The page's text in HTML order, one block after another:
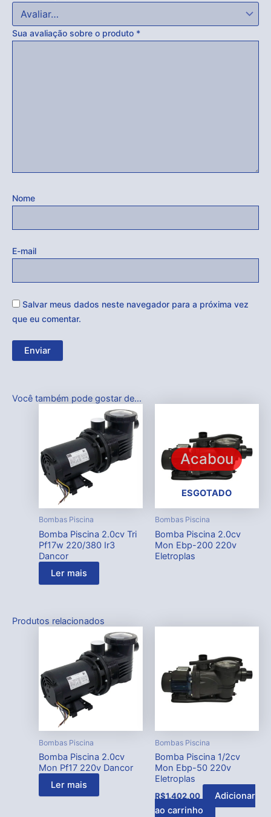
Sua avaliação sobre o produto *
Nome
E-mail
Salvar meus dados neste navegador para a próxima vez
que eu comentar.
Você também pode gostar de…
Bombas Piscina
Bomba Piscina 2.0cv Tri
Pf17w 220/380 Ir3
Dancor
Ler mais
Acabou
ESGOTADO
Bombas Piscina
Bomba Piscina 2.0cv
Mon Ebp-200 220v
Eletroplas
Produtos relacionados
Bombas Piscina
Bomba Piscina 2.0cv
Mon Pf17 220v Dancor
Ler mais
Bombas Piscina
Bomba Piscina 1/2cv
Mon Ebp-50 220v
Eletroplas
R$1.402,00
Adicionar
ao carrinho